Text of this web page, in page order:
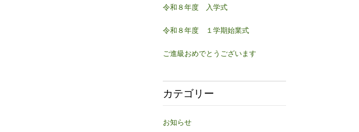
令和８年度 入学式
令和８年度 １学期始業式
ご進級おめでとうございます
カテゴリー
お知らせ